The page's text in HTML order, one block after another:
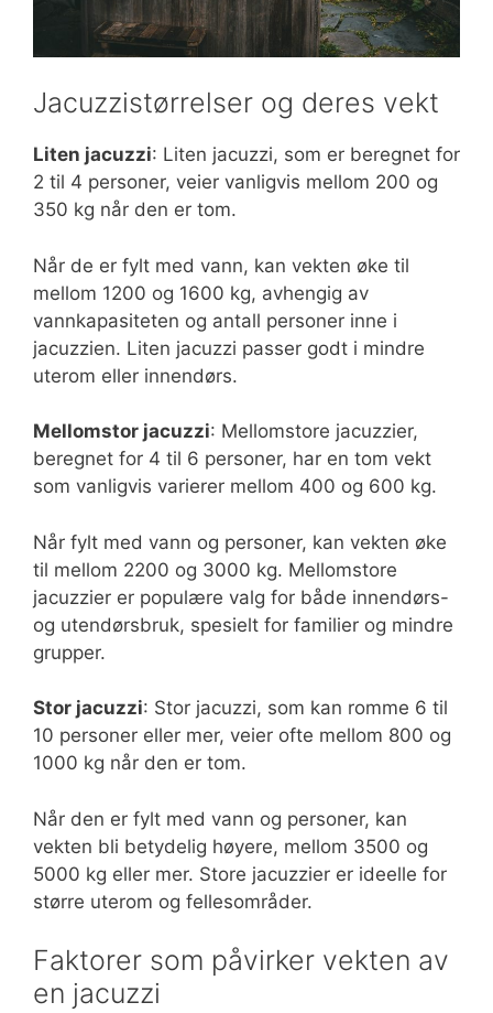
Jacuzzistørrelser og deres vekt
Liten jacuzzi: Liten jacuzzi, som er beregnet for
2 til 4 personer, veier vanligvis mellom 200 og
350 kg når den er tom.
Når de er fylt med vann, kan vekten øke til
mellom 1200 og 1600 kg, avhengig av
vannkapasiteten og antall personer inne i
jacuzzien. Liten jacuzzi passer godt i mindre
uterom eller innendørs.
Mellomstor jacuzzi: Mellomstore jacuzzier,
beregnet for 4 til 6 personer, har en tom vekt
som vanligvis varierer mellom 400 og 600 kg.
Når fylt med vann og personer, kan vekten øke
til mellom 2200 og 3000 kg. Mellomstore
jacuzzier er populære valg for både innendørs-
og utendørsbruk, spesielt for familier og mindre
grupper.
Stor jacuzzi: Stor jacuzzi, som kan romme 6 til
10 personer eller mer, veier ofte mellom 800 og
1000 kg når den er tom.
Når den er fylt med vann og personer, kan
vekten bli betydelig høyere, mellom 3500 og
5000 kg eller mer. Store jacuzzier er ideelle for
større uterom og fellesområder.
Faktorer som påvirker vekten av
en jacuzzi